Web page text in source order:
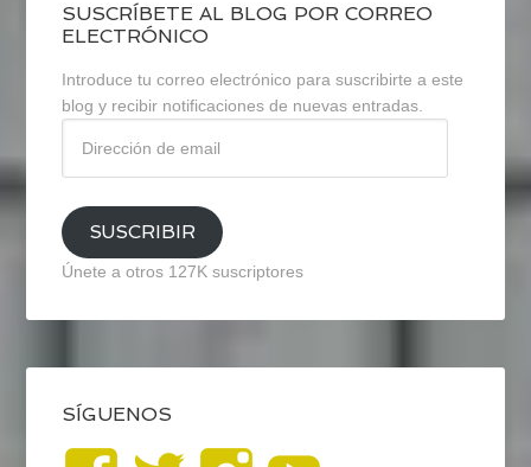
SUSCRÍBETE AL BLOG POR CORREO
ELECTRÓNICO
Introduce tu correo electrónico para suscribirte a este
blog y recibir notificaciones de nuevas entradas.
email
SUSCRIBIR
Únete a otros 127K suscriptores
SÍGUENOS